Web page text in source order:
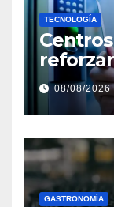
TECNOLOGÍA
el
08/08/2026
GASTRONOMÍA